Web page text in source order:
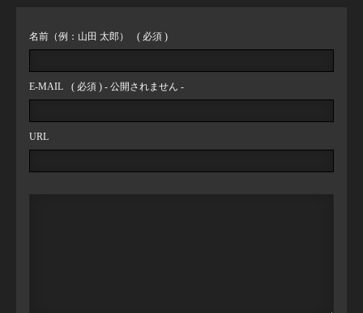
名前（例：山田 太郎） ( 必須 )
E-MAIL ( 必須 ) - 公開されません -
URL